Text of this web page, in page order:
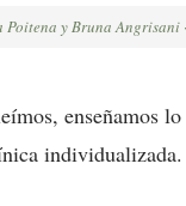
Poitena y Bruna Angrisani
enseñamos
individualizada.